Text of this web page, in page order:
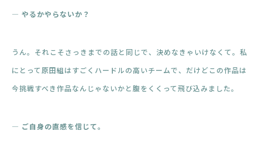
― やるかやらないか？
うん。それこそさっきまでの話と同じで、決めなきゃいけなくて。私
にとって原田組はすごくハードルの高いチームで、だけどこの作品は
今挑戦すべき作品なんじゃないかと腹をくくって飛び込みました。
― ご自身の直感を信じて。